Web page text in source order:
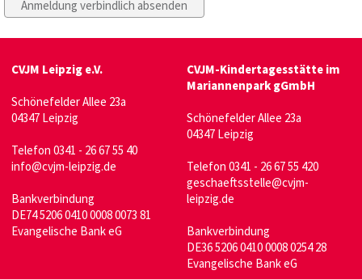
CVJM Leipzig e.V.
Schönefelder Allee 23a
04347 Leipzig
Telefon 0341 - 26 67 55 40
info@cvjm-leipzig.de
Bankverbindung
DE74 5206 0410 0008 0073 81
Evangelische Bank eG
CVJM-Kindertagesstätte im
Mariannenpark gGmbH
Schönefelder Allee 23a
04347 Leipzig
Telefon 0341 - 26 67 55 420
geschaeftsstelle@cvjm-
leipzig.de
Bankverbindung
DE36 5206 0410 0008 0254 28
Evangelische Bank eG